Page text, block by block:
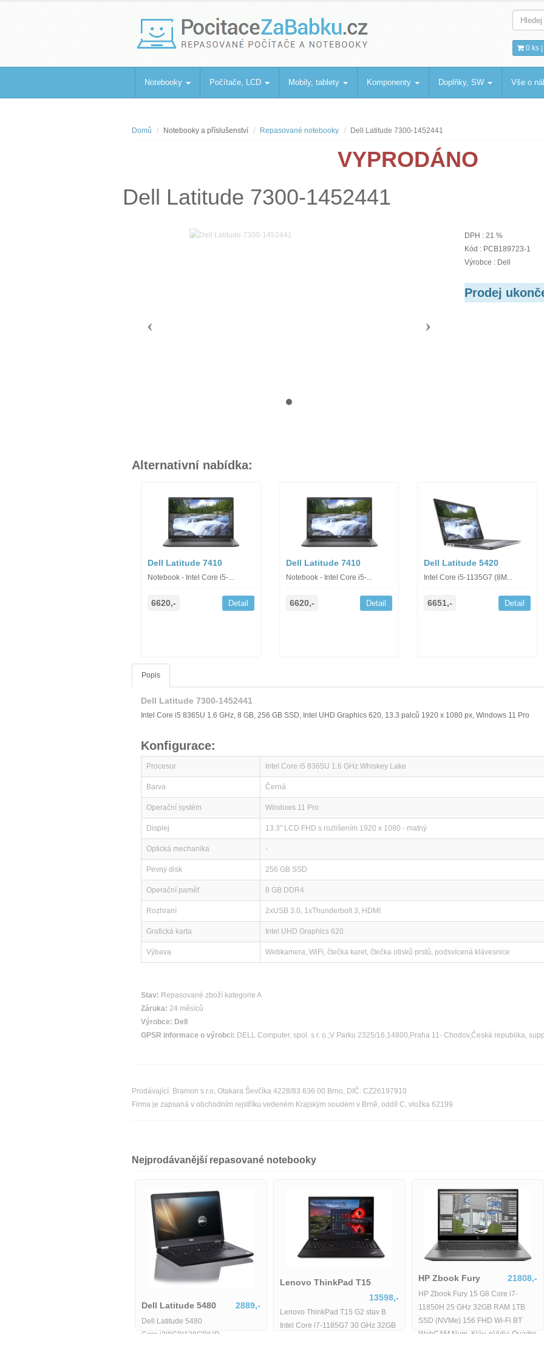
PocitaceZaBabku.cz
Repasované počítače a notebooky 0 ks |
Notebooky Počítače, LCD Mobily, tablety Komponenty Doplňky, SW Vše o
Domů Notebooky a příslušenství Repasované notebooky Dell Latitude 7300-1452441
VYPRODÁNO
Dell Latitude 7300-1452441
DPH : 21 %
Kód : PCB189723-1
Výrobce : Dell
Prodej
Alternativní nabídka:
Dell Latitude 7410
Notebook - Intel Core i5-...
6620,- Detail
Dell Latitude 7410
Notebook - Intel Core i5-...
6620,- Detail
Dell Latitude 5420
Intel Core i5-1135G7 (8M...
6651,- Detail
Popis
Dell Latitude 7300-1452441
Intel Core i5 8365U 1.6 GHz, 8 GB, 256 GB SSD, Intel UHD Graphics 620, 13.3 palců 1920 x 1080 px, Windows 11 Pro
Konfigurace:
Procesor Intel Core i5 8365U 1.6 GHz Whiskey Lake
Barva Černá
Operační systém Windows 11 Pro
Displej 13.3" LCD FHD s rozlišením 1920 x 1080 - matný
Optická mechanika -
Pevný disk 256 GB SSD
Operační paměť 8 GB DDR4
Rozhraní 2xUSB 3.0, 1xThunderbolt 3, HDMI
Grafická karta Intel UHD Graphics 620
Výbava Webkamera, WiFi, čtečka karet, čtečka otisků prstů, podsvícená klávesnice
Stav: Repasované zboží kategorie A
Záruka: 24 měsíců
Výrobce: Dell
GPSR informace o výrobci: DELL Computer, spol. s r. o.;V Parku 2325/16,14800,Praha 11- Chodov,Česká republika,
Prodávající: Bramon s.r.o, Otakara Ševčíka 4228/83 636 00 Brno, DIČ: CZ26197910
Firma je zapsaná v obchodním rejstříku vedeném Krajským soudem v Brně, oddíl C, vložka 62199
Nejprodávanější repasované notebooky
Dell Latitude 5480 2889,-
Dell Latitude 5480
Core i3|8GB|128GB|HD
Lenovo ThinkPad T15
13598,-
Lenovo ThinkPad T15 G2 stav B
Intel Core i7-1185G7 30 GHz 32GB
HP Zbook Fury 21808,-
HP Zbook Fury 15 G8 Core i7-
11850H 25 GHz 32GB RAM 1TB
SSD (NVMe) 156 FHD Wi-Fi BT
WebCAM Num. Kláv. nVidia Quadro